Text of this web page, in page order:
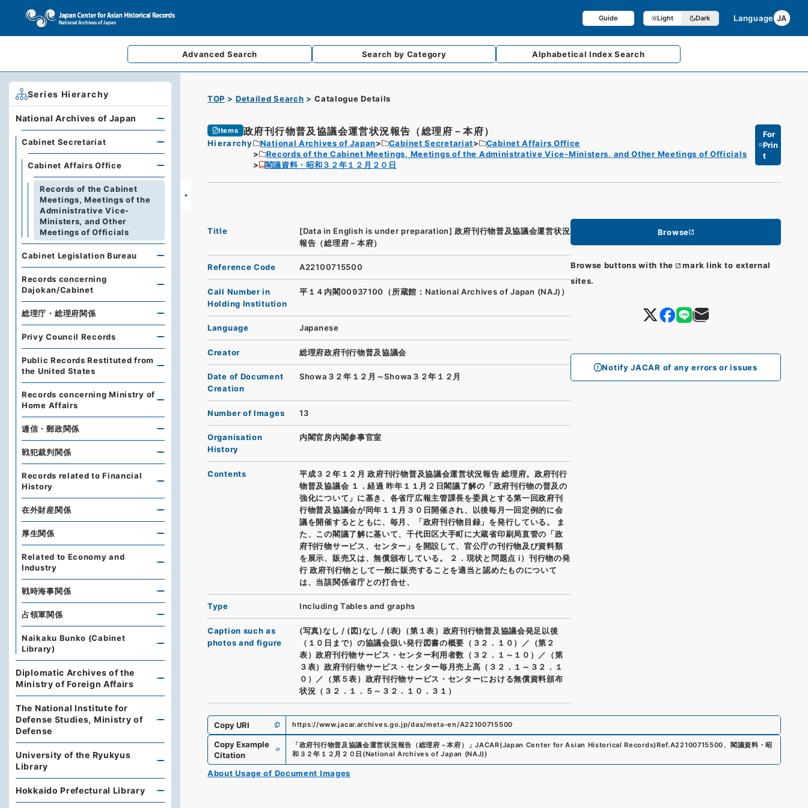
Guide Light Dark Language JA
Advanced Search Search by Category AlphabeticalIndex Search
TOP Detailed Search Catalogue Details
Items 政府刊行物普及協議会運営状況報告（総理府－本府）
Hierarchy National Archives of Japan Cabinet Secretariat
Cabinet Affairs Office
Records of the Cabinet Meetings, Meetings of the Administrative Vice-Ministers, and Other Meetings of Officials
閣議資料・昭和３２年１２月２０日
For
Prin
t
Browse
Browse buttons with the
mark link to external
sites.
Notify JACAR of any errors or issues
Title [Data in English is under preparation] 政府刊行物普及協議会運営状況
報告（総理府－本府）
Reference Code A22100715500
Call Number in
Holding Institution
平１４内閣00937100（所蔵館：National Archives of Japan (NAJ)）
Language Japanese
Creator 総理府政府刊行物普及協議会
Date of Document
Creation
Showa３２年１２月～Showa３２年１２月
Number of Images 13
Organisation
History
内閣官房内閣参事官室
Contents
平成３２年１２月 政府刊行物普及協議会運営状況報告 総理府。政府刊行
物普及協議会 １．経過 昨年１１月２日閣議了解の「政府刊行物の普及の
強化について」に基き、各省庁広報主管課長を委員とする第一回政府刊
行物普及協議会が同年１１月３０日開催され、以後毎月一回定例的に会
議を開催するとともに、毎月、「政府刊行物目録」を発行している。 ま
た、この閣議了解に基いて、千代田区大手町に大蔵省印刷局直管の「政
府刊行物サービス、センター」を開設して、官公庁の刊行物及び資料類
を展示、販売又は、無償頒布している。 ２．現状と問題点 ⅰ）刊行物の発
行 政府刊行物として一般に販売することを適当と認めたものについて
は、当該関係省庁との打合せ、
Type Including Tables and graphs
Caption such as
photos and figure
(写真)なし / (図)なし / (表)（第１表）政府刊行物普及協議会発足以後
（１０日まで）の協議会扱い発行図書の概要（３２．１０）／（第２
表）政府刊行物サービス・センター利用者数（３２．１～１０）／（第
３表）政府刊行物サービス・センター毎月売上髙（３２．１～３２．１
０）／（第５表）政府刊行物サービス・センターにおける無償資料頒布
状況（３２．１．５～３２．１０．３１）
Copy URI https://www.jacar.archives.go.jp/das/meta-en/A22100715500
Copy Example
Citation
「政府刊行物普及協議会運営状況報告（総理府－本府） 」JACAR(Japan Center for Asian Historical Records)Ref.A22100715500、 閣議資料・昭
和３２年１２月２０日 (National Archives of Japan (NAJ))
About Usage of Document Images
Series Hierarchy
National Archives of Japan
Cabinet Secretariat
Cabinet Affairs Office
Records of the Cabinet
Meetings, Meetings of the
Administrative Vice-
Ministers, and Other
Meetings of Officials
Cabinet Legislation Bureau
Records concerning
Dajokan/Cabinet
総理庁・総理府関係
Privy Council Records
Public Records Restituted from
the United States
Records concerning Ministry of
Home Affairs
逓信・郵政関係
戦犯裁判関係
Records related to Financial
History
在外財産関係
厚生関係
Related to Economy and
Industry
戦時海事関係
占領軍関係
Naikaku Bunko (Cabinet
Library)
Diplomatic Archives of the
Ministry of Foreign Affairs
The National Institute for
Defense Studies, Ministry of
Defense
University of the Ryukyus
Library
Hokkaido Prefectural Library